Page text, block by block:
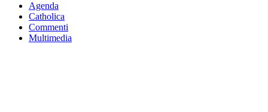
Agenda
Catholica
Commenti
Multimedia